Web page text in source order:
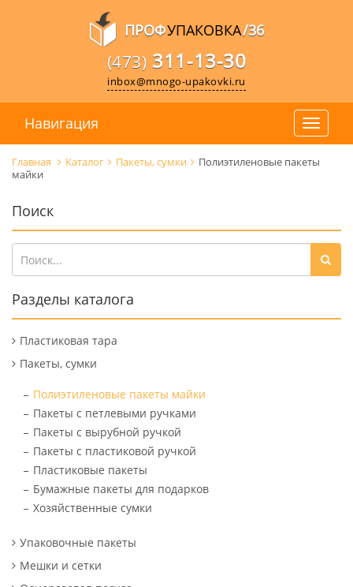
ПРОФУПАКОВКА/36
(473) 311-13-30
inbox@mnogo-upakovki.ru
Навигация
Главная Каталог Пакеты, сумки
Полиэтиленовые пакеты
майки
Поиск
Разделы каталога
Пластиковая тара
Пакеты, сумки
Полиэтиленовые пакеты майки
Пакеты с петлевыми ручками
Пакеты с вырубной ручкой
Пакеты с пластиковой ручкой
Пластиковые пакеты
Бумажные пакеты для подарков
Хозяйственные сумки
Упаковочные пакеты
Мешки и сетки